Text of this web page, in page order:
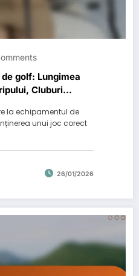
golf: Lungimea
Cluburi
la echipamentul de
unui joc corect
26/01/2026